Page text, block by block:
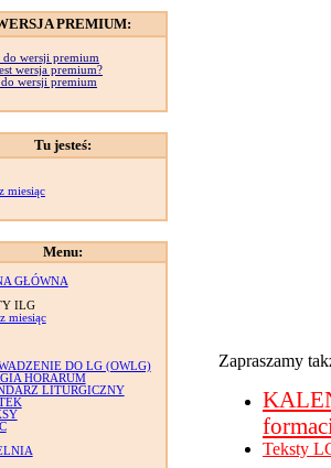
PREMIUM:
do wersji premium
wersja premium?
wersji premium
Tu jesteś:
miesiąc
Menu:
GŁÓWNA
ILG
miesiąc
DO LG (OWLG)
HORARUM
LITURGICZNY
Zapraszamy
Teksty